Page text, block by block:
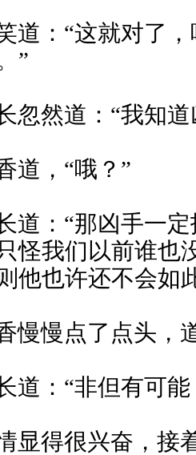
道：“这就对了
”
忽然道：“我知道
道，“哦？”
道：“那凶手一
怪我们以前谁也
他也许还不会如
慢慢点了点头，
道：“非但有可能
显得很兴奋，接